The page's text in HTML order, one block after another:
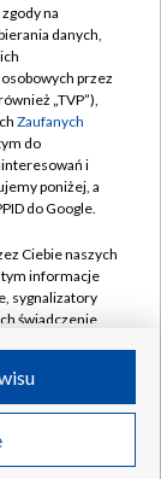
likwidacji
na
danych,
przez
„TVP”),
Zaufanych
do
i
poniżej, a
do Google.
Ciebie naszych
tym informacje
sygnalizatory
świadczenie
Ciebie
identyfikatory